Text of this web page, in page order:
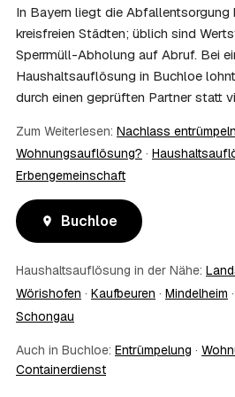
08 Muss ich als Erbe in
sein?
Nein, Sie müssen nicht
Erben übergeben in Buchloe nur
sich per Fotos auf dem
genügt meist.
09 Bekomme ich einen
Ja. Sie erhalten auf Wunsch einen
So ist dokumentiert, dass der
umweltgerecht und rechtssicher
Oft schon innerhalb weniger
rund um Buchloe auch kurzfristig.
stimmt der Partner direkt mit Ihnen
11
Wird besenrein übergeben?
Auf Wunsch ja. Der Partner
In Bayern liegt die Abfallentsorgung
kreisfreien Städten; üblich sind
Sperrmüll-Abholung auf Abruf. Bei
Haushaltsauflösung in Buchloe
durch einen geprüften Partner statt
Zum Weiterlesen: Nachlass entrümpeln
Wohnungsauflösung? ·
Erbengemeinschaft
Buchloe
Haushaltsauflösung in der Nähe:
Wörishofen · Kaufbeuren · Mindelheim ·
Schongau
Auch in Buchloe: Entrümpelung ·
Containerdienst